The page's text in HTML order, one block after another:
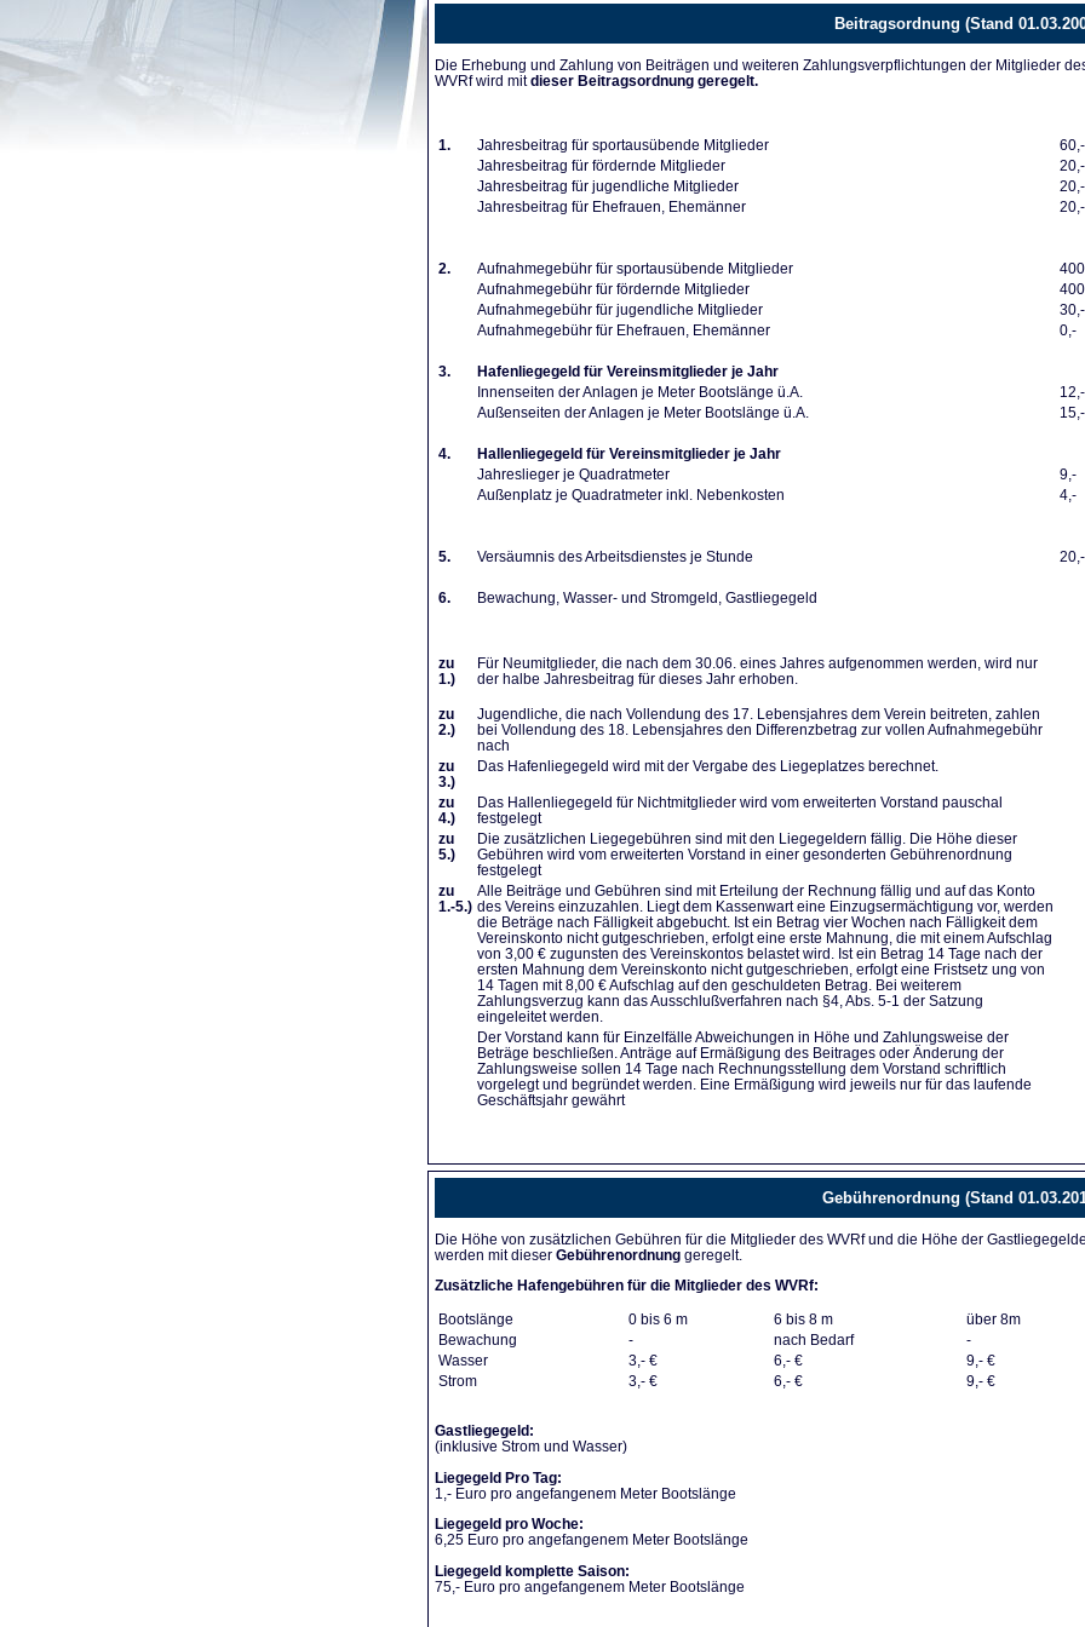
Beitragsordnung (Stand
Die Erhebung und Zahlung von Beiträgen und weiteren Zahlungsverpflichtungen der Mitglieder
WVRf wird mitdieser Beitragsordnung geregelt.
1. Jahresbeitrag für sportausübende Mitglieder
60,-
Jahresbeitrag für fördernde Mitglieder
20,-
Jahresbeitrag für jugendliche Mitglieder
20,-
Jahresbeitrag für Ehefrauen, Ehemänner
20,-
2. Aufnahmegebühr für sportausübende Mitglieder
Aufnahmegebühr für fördernde Mitglieder
Aufnahmegebühr für jugendliche Mitglieder
30,-
Aufnahmegebühr für Ehefrauen, Ehemänner
0,-
3.
Hafenliegegeld für Vereinsmitglieder je Jahr
Innenseiten der Anlagen je Meter Bootslänge ü.A.
12,-
Außenseiten der Anlagen je Meter Bootslänge ü.A.
15,-
4.
Hallenliegegeld für Vereinsmitglieder je Jahr
Jahreslieger je Quadratmeter
9,-
Außenplatz je Quadratmeter inkl. Nebenkosten
4,-
5. Versäumnis des Arbeitsdienstes je Stunde 20,-
6. Bewachung, Wasser- und Stromgeld, Gastliegegeld
zu
1.)
Für Neumitglieder, die nach dem 30.06. eines Jahres aufgenommen werden, wird nur
der halbe Jahresbeitrag für dieses Jahr erhoben.
zu
2.)
Jugendliche, die nach Vollendung des 17. Lebensjahres dem Verein beitreten, zahlen
bei Vollendung des 18. Lebensjahres den Differenzbetrag zur vollen Aufnahmegebühr
nach
zu
3.)
Das Hafenliegegeld wird mit der Vergabe des Liegeplatzes berechnet.
zu
4.)
Das Hallenliegegeld für Nichtmitglieder wird vom erweiterten Vorstand pauschal
festgelegt
zu
5.)
Die zusätzlichen Liegegebühren sind mit den Liegegeldern fällig. Die Höhe dieser
Gebühren wird vom erweiterten Vorstand in einer gesonderten Gebührenordnung
festgelegt
zu
1.-5.)
Alle Beiträge und Gebühren sind mit Erteilung der Rechnung fällig und auf das Konto
des Vereins einzuzahlen. Liegt dem Kassenwart eine Einzugsermächtigung vor, werden
die Beträge nach Fälligkeit abgebucht. Ist ein Betrag vier Wochen nach Fälligkeit dem
Vereinskonto nicht gutgeschrieben, erfolgt eine erste Mahnung, die mit einem Aufschlag
von 3,00 € zugunsten des Vereinskontos belastet wird. Ist ein Betrag 14 Tage nach der
ersten Mahnung dem Vereinskonto nicht gutgeschrieben, erfolgt eine Fristsetz ung von
14 Tagen mit 8,00 € Aufschlag auf den geschuldeten Betrag. Bei weiterem
Zahlungsverzug kann das Ausschlußverfahren nach §4, Abs. 5-1 der Satzung
eingeleitet werden.
Der Vorstand kann für Einzelfälle Abweichungen in Höhe und Zahlungsweise der
Beträge beschließen. Anträge auf Ermäßigung des Beitrages oder Änderung der
Zahlungsweise sollen 14 Tage nach Rechnungsstellung dem Vorstand schriftlich
vorgelegt und begründet werden. Eine Ermäßigung wird jeweils nur für das laufende
Geschäftsjahr gewährt
Gebührenordnung (Stand
Die Höhe von zusätzlichen Gebühren für die Mitglieder des WVRf und die Höhe der
werden mit dieser Gebührenordnung geregelt.
Zusätzliche Hafengebühren für die Mitglieder des WVRf:
Bootslänge
0 bis 6 m 6 bis 8 m
über 8m
Bewachung
- nach Bedarf
-
Wasser
3,- € 6,- €
9,- €
Strom
3,- € 6,- € 9,- €
Gastliegegeld:
(inklusive Strom und Wasser)
Liegegeld Pro Tag:
1,- Euro pro angefangenem Meter Bootslänge
Liegegeld pro Woche:
6,25 Euro pro angefangenem Meter Bootslänge
Liegegeld komplette Saison:
75,- Euro pro angefangenem Meter Bootslänge